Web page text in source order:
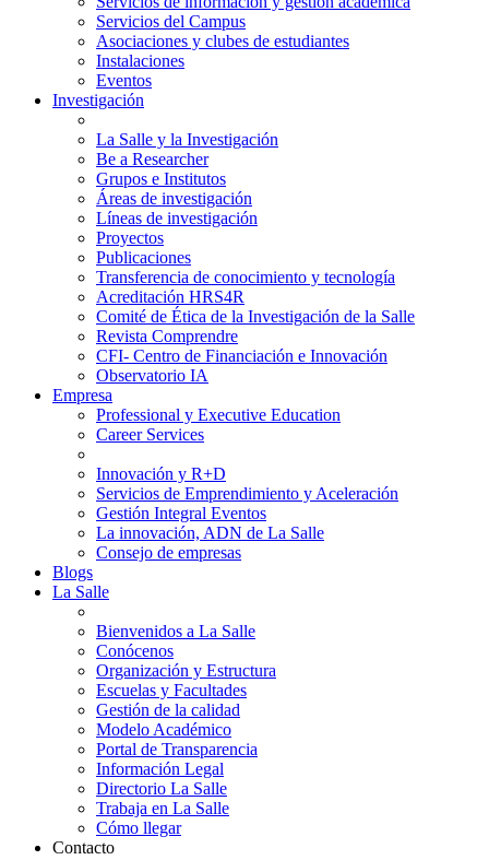
Servicios del Campus
Asociaciones y clubes de estudiantes
Instalaciones
Eventos
Investigación
La Salle y la Investigación
Be a Researcher
Grupos e Institutos
Áreas de investigación
Líneas de investigación
Proyectos
Publicaciones
Transferencia de conocimiento y tecnología
Acreditación HRS4R
Comité de Ética de la Investigación de la Salle
Revista Comprendre
CFI- Centro de Financiación e Innovación
Observatorio IA
Empresa
Professional y Executive Education
Career Services
Innovación y R+D
Servicios de Emprendimiento y Aceleración
Gestión Integral Eventos
La innovación, ADN de La Salle
Consejo de empresas
Blogs
La Salle
Bienvenidos a La Salle
Conócenos
Organización y Estructura
Escuelas y Facultades
Gestión de la calidad
Modelo Académico
Portal de Transparencia
Información Legal
Directorio La Salle
Trabaja en La Salle
Cómo llegar
Contacto